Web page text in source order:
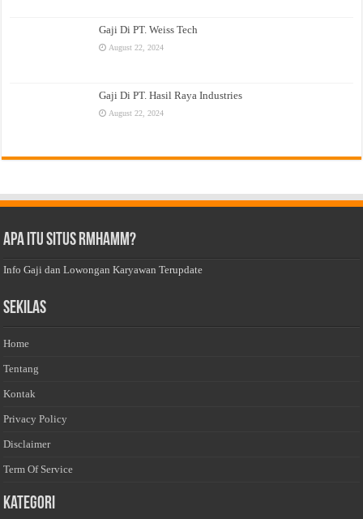
Gaji Di PT. Weiss Tech
August 22, 2024
Gaji Di PT. Hasil Raya Industries
August 22, 2024
Apa Itu Situs Rmhamm?
Info Gaji dan Lowongan Karyawan Terupdate
Sekilas
Home
Tentang
Kontak
Privacy Policy
Disclaimer
Term Of Service
Kategori